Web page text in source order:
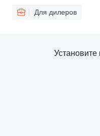
Для дилеров